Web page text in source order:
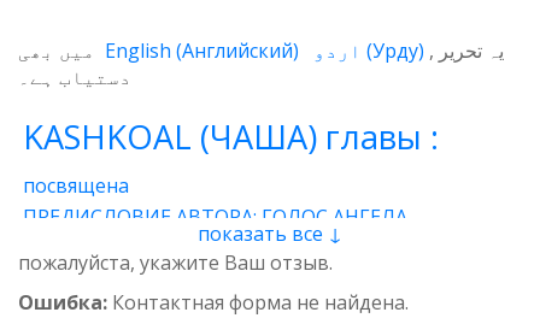
یہ تحریر (Урду)
English (Английский)
میں بھی
دستیاب ہے۔
KASHKOAL (ЧАША) главы :
посвящена
ПРЕДИСЛОВИЕ АВТОРА: ГОЛОС АНГЕЛА
1 - Энергия
2 - Атом 3 - Восток и Запад
4 - Пространственные нити
5 - Звучащая глина
6 - Итог 7 - Качества 8 - وجدان
показать все ↓
пожалуйста, укажите Ваш отзыв.
Ошибка: Контактная форма не найдена.